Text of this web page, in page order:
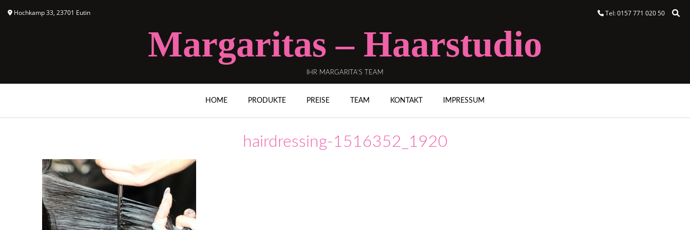
Hochkamp 33, 23701 Eutin Tel: 0157 771 020 50
Margaritas – Haarstudio
IHR MARGARITA’S TEAM
HOME PRODUKTE PREISE TEAM KONTAKT IMPRESSUM
hairdressing-1516352_1920